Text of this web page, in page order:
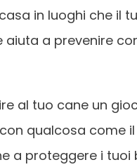
in luoghi che il
aiuta a prevenire
al tuo cane un
qualcosa come
a proteggere i tuoi